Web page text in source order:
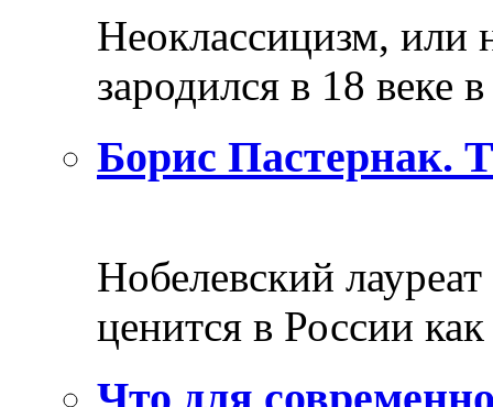
Неоклассицизм, или
зародился в 18 веке
Борис Пастернак.
Нобелевский
ценится в России